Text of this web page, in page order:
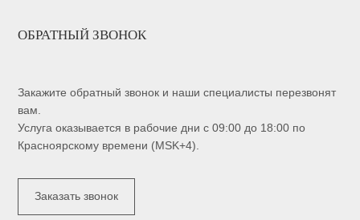
ОБРАТНЫЙ ЗВОНОК
Закажите обратный звонок и наши специалисты перезвонят
вам.
Услуга оказывается в рабочие дни с 09:00 до 18:00 по
Красноярскому времени (MSK+4).
Заказать звонок